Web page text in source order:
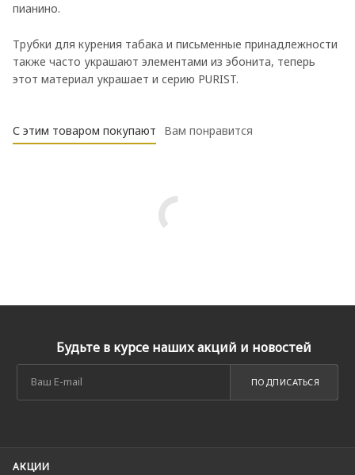
пианино.
Трубки для курения табака и письменные принадлежности
также часто украшают элементами из эбонита, теперь
этот материал украшает и серию PURIST.
С этим товаром покупают Вам понравится
Будьте в курсе наших акций и новостей
ПОДПИСАТЬСЯ
АКЦИИ